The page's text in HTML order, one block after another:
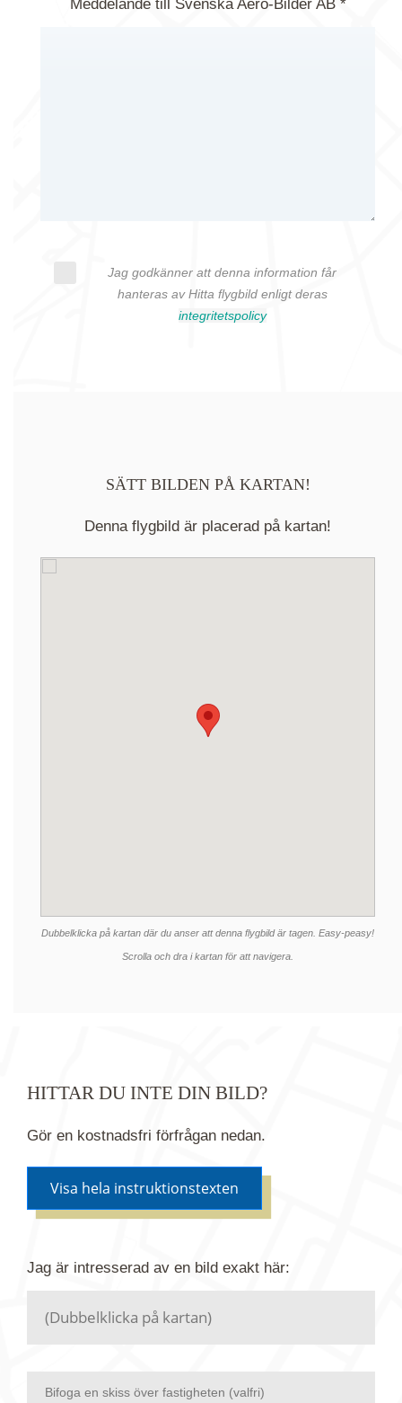
Meddelande till Svenska Aero-Bilder AB *
Jag godkänner att denna information får
hanteras av Hitta flygbild enligt deras
integritetspolicy
SÄTT BILDEN PÅ KARTAN!
Denna flygbild är placerad på kartan!
Dubbelklicka på kartan där du anser att denna flygbild är tagen. Easy-peasy!
Scrolla och dra i kartan för att navigera.
HITTAR DU INTE DIN BILD?
Gör en kostnadsfri förfrågan nedan.
Visa hela instruktionstexten
förfrågan. Vi har flera miljoner bilder i vårt arkiv
Jag är intresserad av en bild exakt här:
Bifoga en skiss över fastigheten (valfri)